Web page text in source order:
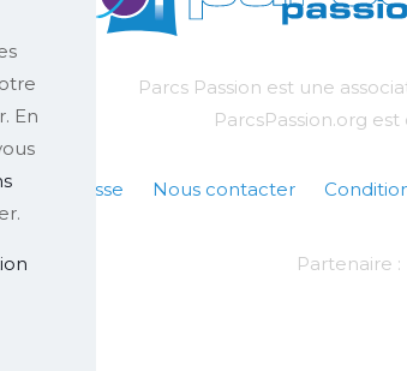
Parcs Passion est une
ParcsPassion.org
Presse Nous contacter
Partenaire :
En